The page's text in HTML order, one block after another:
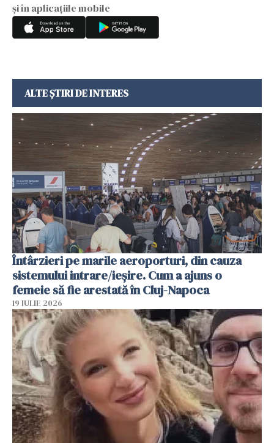
și în aplicațiile mobile
ALTE ȘTIRI DE INTERES
Întârzieri pe marile aeroporturi, din cauza
sistemului intrare/ieșire. Cum a ajuns o
femeie să fie arestată în Cluj-Napoca
19 IULIE 2026